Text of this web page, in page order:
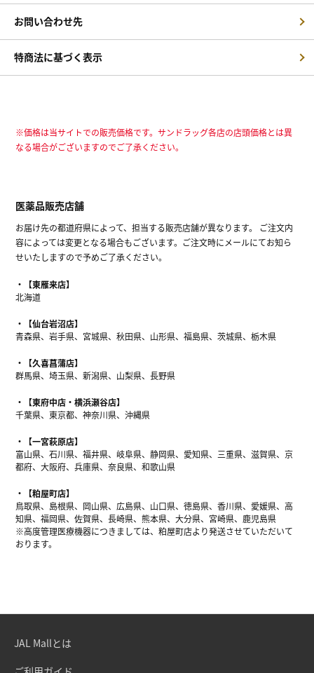
お問い合わせ先
特商法に基づく表示
※価格は当サイトでの販売価格です。サンドラッグ各店の店頭価格とは異
なる場合がございますのでご了承ください。
医薬品販売店舗
お届け先の都道府県によって、担当する販売店舗が異なります。 ご注文内
容によっては変更となる場合もございます。ご注文時にメールにてお知ら
せいたしますので予めご了承ください。
【東雁来店】
北海道
【仙台岩沼店】
青森県、岩手県、宮城県、秋田県、山形県、福島県、茨城県、栃木県
【久喜菖蒲店】
群馬県、埼玉県、新潟県、山梨県、長野県
【東府中店・横浜瀬谷店】
千葉県、東京都、神奈川県、沖縄県
【一宮萩原店】
富山県、石川県、福井県、岐阜県、静岡県、愛知県、三重県、滋賀県、京
都府、大阪府、兵庫県、奈良県、和歌山県
【粕屋町店】
鳥取県、島根県、岡山県、広島県、山口県、徳島県、香川県、愛媛県、高
知県、福岡県、佐賀県、長崎県、熊本県、大分県、宮崎県、鹿児島県
※高度管理医療機器につきましては、粕屋町店より発送させていただいて
おります。
JAL Mallとは